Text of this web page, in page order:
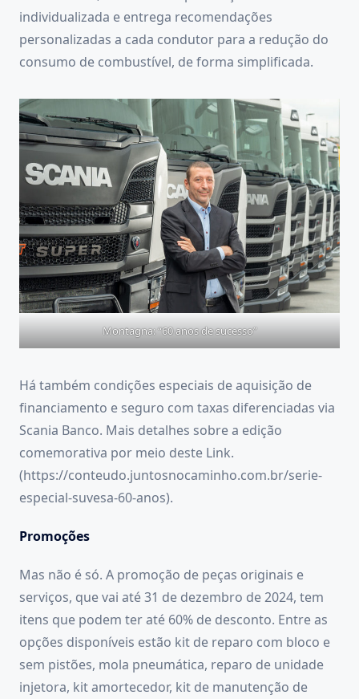
individualizada e entrega recomendações
personalizadas a cada condutor para a redução do
consumo de combustível, de forma simplificada.
Montagna: “60 anos de sucesso”
Há também condições especiais de aquisição de
financiamento e seguro com taxas diferenciadas via
Scania Banco. Mais detalhes sobre a edição
comemorativa por meio deste Link.
(https://conteudo.juntosnocaminho.com.br/serie-
especial-suvesa-60-anos).
Promoções
Mas não é só. A promoção de peças originais e
serviços, que vai até 31 de dezembro de 2024, tem
itens que podem ter até 60% de desconto. Entre as
opções disponíveis estão kit de reparo com bloco e
sem pistões, mola pneumática, reparo de unidade
injetora, kit amortecedor, kit de manutenção de